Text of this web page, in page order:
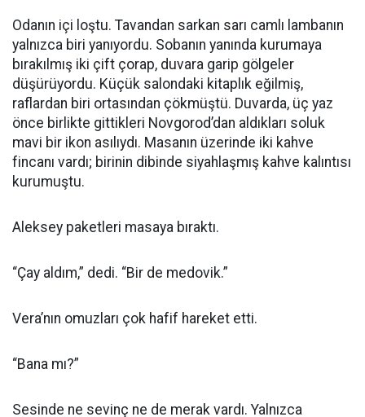
Odanın içi loştu. Tavandan sarkan sarı camlı lambanın
yalnızca biri yanıyordu. Sobanın yanında kurumaya
bırakılmış iki çift çorap, duvara garip gölgeler
düşürüyordu. Küçük salondaki kitaplık eğilmiş,
raflardan biri ortasından çökmüştü. Duvarda, üç yaz
önce birlikte gittikleri Novgorod’dan aldıkları soluk
mavi bir ikon asılıydı. Masanın üzerinde iki kahve
fincanı vardı; birinin dibinde siyahlaşmış kahve kalıntısı
kurumuştu.
Aleksey paketleri masaya bıraktı.
“Çay aldım,” dedi. “Bir de medovik.”
Vera’nın omuzları çok hafif hareket etti.
“Bana mı?”
Sesinde ne sevinç ne de merak vardı. Yalnızca